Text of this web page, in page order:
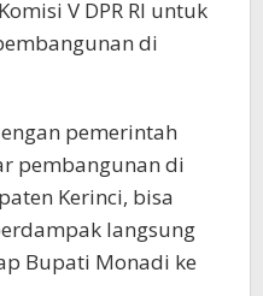
V DPR RI untuk
di
pemerintah
pembangunan di
Kerinci, bisa
langsung
Bupati Monadi ke